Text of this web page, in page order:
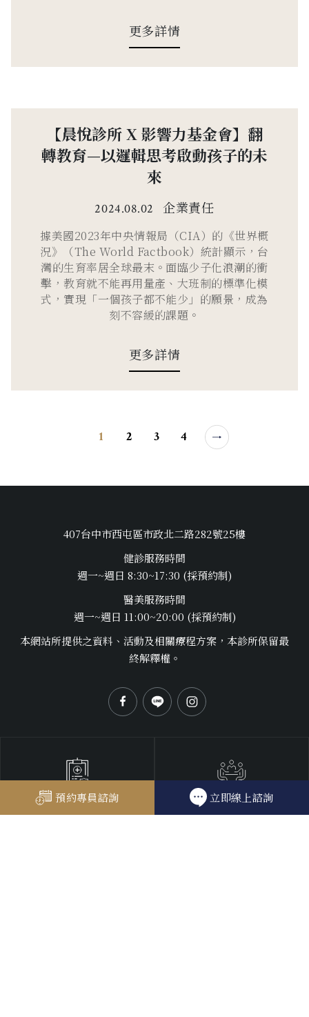
更多詳情
【晨悅診所 X 影響力基金會】翻
轉教育—以邏輯思考啟動孩子的未
來
2024.08.02 企業責任
據美國2023年中央情報局（CIA）的《世界概
況》（The World Factbook）統計顯示，台
灣的生育率居全球最末。面臨少子化浪潮的衝
擊，教育就不能再用量產、大班制的標準化模
式，實現「一個孩子都不能少」的願景，成為
刻不容緩的課題。
更多詳情
1 2 3 4
407台中市西屯區市政北二路282號25樓
健診服務時間
週一~週日 8:30~17:30 (採預約制)
醫美服務時間
週一~週日 11:00~20:00 (採預約制)
本網站所提供之資料、活動及相關療程方案，本診所保留最
終解釋權。
個人健檢預約
04 2255 2555#666
企業健檢預約
04 2255 2555#168
預約專員諮詢 立即線上諮詢